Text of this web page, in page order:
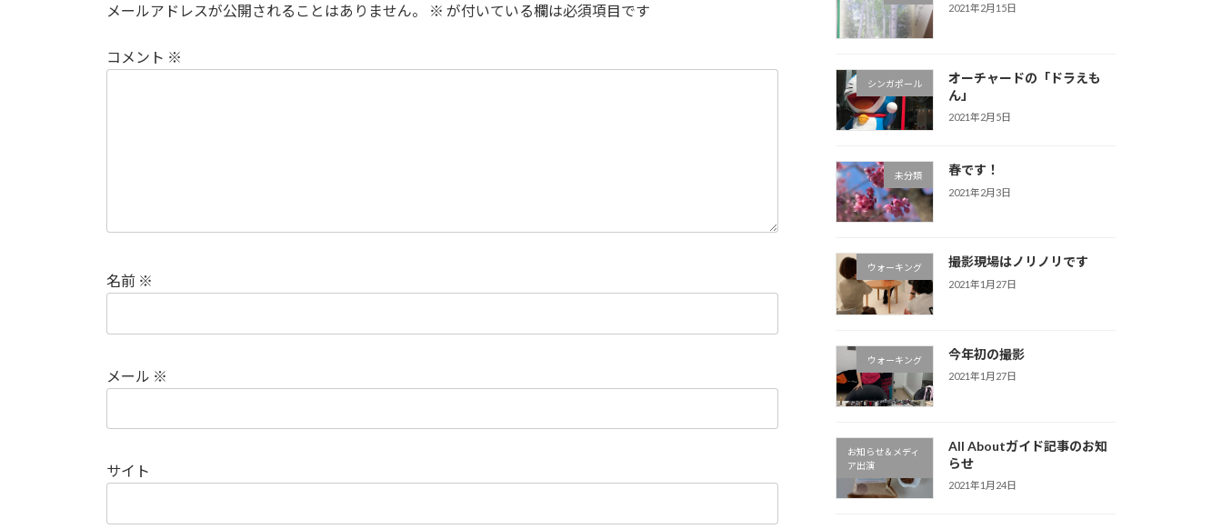
メールアドレスが公開されることはありません。 ※ が付いている欄は必須項目です
コメント ※
名前 ※
メール ※
サイト
2021年2月15日
シンガポール
オーチャードの「ドラえも
ん」
2021年2月5日
未分類 春です！
2021年2月3日
ウォーキング 撮影現場はノリノリです
2021年1月27日
ウォーキング 今年初の撮影
2021年1月27日
お知らせ＆メディ
ア出演
All Aboutガイド記事のお知
らせ
2021年1月24日